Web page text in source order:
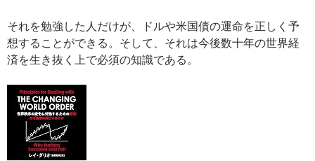
それを勉強した人だけが、ドルや米国債の運命を正しく予
想することができる。そして、それは今後数十年の世界経
済を生き抜く上で必須の知識である。